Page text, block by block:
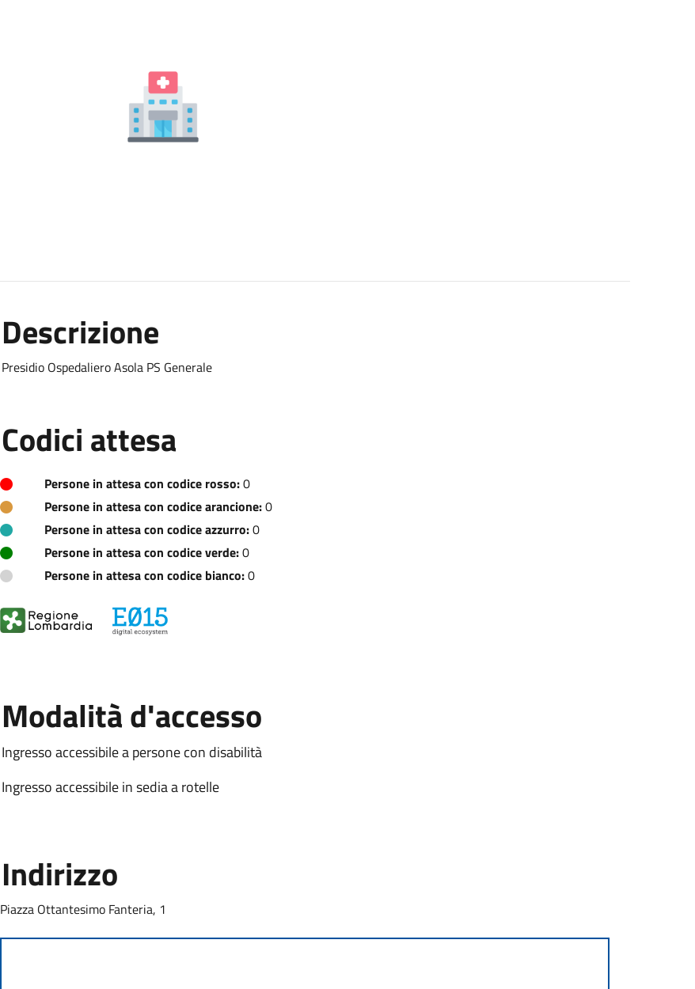
Descrizione
Presidio Ospedaliero Asola PS Generale
Codici attesa
Persone in attesa con codice rosso:0
Persone in attesa con codice arancione:0
Persone in attesa con codice azzurro:0
Persone in attesa con codice verde:0
Persone in attesa con codice bianco:0
Modalità d'accesso
Ingresso accessibile a persone con disabilità
Ingresso accessibile in sedia a rotelle
Indirizzo
Piazza Ottantesimo Fanteria, 1